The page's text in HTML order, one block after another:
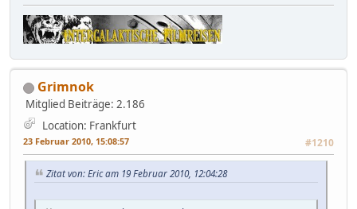
Grimnok
Mitglied Beiträge: 2.186
Location: Frankfurt
23 Februar 2010, 15:08:57 #1210
Zitat von: Eric am 19 Februar 2010, 12:04:28